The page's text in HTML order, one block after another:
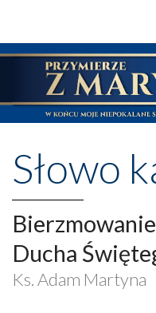
Słowo
Ducha
Ks. Adam Martyna